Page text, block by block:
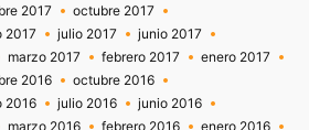
2017
octubre 2017
2017 julio 2017
junio 2017
marzo 2017 febrero 2017
enero 2017
2016
octubre 2016
2016 julio 2016
junio 2016
marzo 2016 febrero 2016
enero 2016